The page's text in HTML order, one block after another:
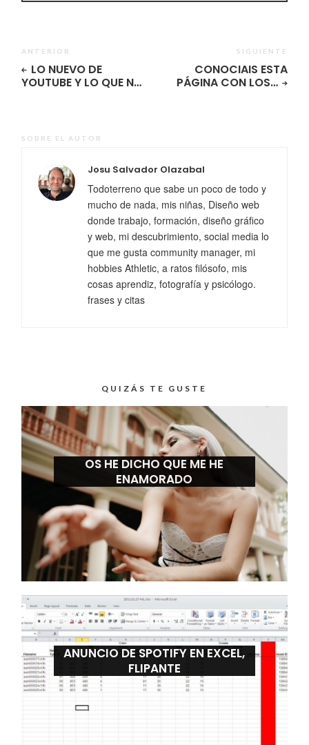
ANTERIOR
LO NUEVO DE
YOUTUBE Y LO QUE N…
SIGUIENTE
CONOCIAIS ESTA
PÁGINA CON LOS…
SOBRE EL AUTOR
Josu Salvador Olazabal
Todoterreno que sabe un poco de todo y
mucho de nada, mis niñas, Diseño web
donde trabajo, formación, diseño gráfico
y web, mi descubrimiento, social media lo
que me gusta community manager, mi
hobbies Athletic, a ratos filósofo, mis
cosas aprendiz, fotografía y psicólogo.
frases y citas
QUIZÁS TE GUSTE
OS HE DICHO QUE ME HE
ENAMORADO
ANUNCIO DE SPOTIFY EN EXCEL,
FLIPANTE